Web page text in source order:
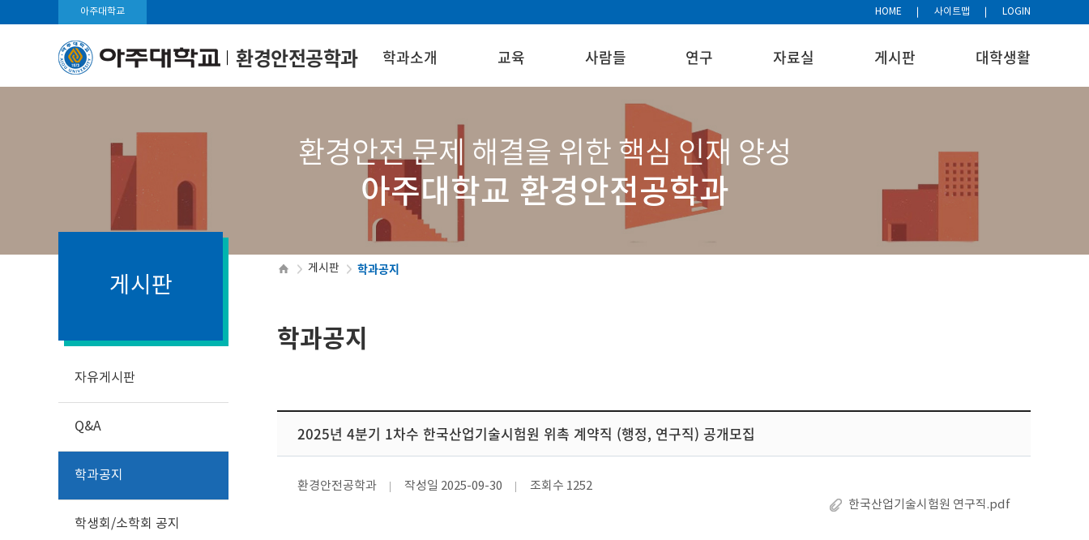
아주대학교 HOME 사이트맵 LOGIN
환경안전공학과 학과소개 교육 사람들 연구 자료실 게시판 대학생활
환경안전 문제 해결을 위한 핵심 인재 양성
아주대학교 환경안전공학과
게시판
자유게시판
Q&A
학과공지
학생회/소학회 공지
게시판 학과공지
학과공지
2025년 4분기 1차수 한국산업기술시험원 위촉 계약직 (행정, 연구직) 공개모집
환경안전공학과 작성일 2025-09-30 조회수 1252
한국산업기술시험원 연구직.pdf